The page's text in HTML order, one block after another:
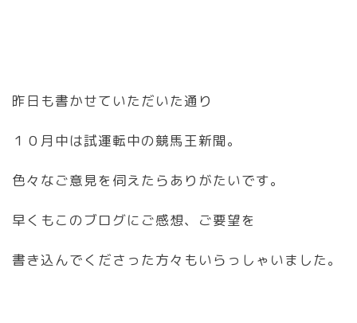
昨日も書かせていただいた通り
１０月中は試運転中の競馬王新聞。
色々なご意見を伺えたらありがたいです。
早くもこのブログにご感想、ご要望を
書き込んでくださった方々もいらっしゃいました。